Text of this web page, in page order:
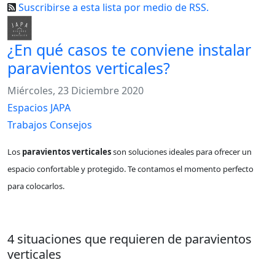
Suscribirse a esta lista por medio de RSS.
¿En qué casos te conviene instalar
paravientos verticales?
Miércoles, 23 Diciembre 2020
Espacios JAPA
Trabajos Consejos
Los paravientos verticalesson soluciones ideales para ofrecer un
espacio confortable y protegido. Te contamos el momento perfecto
para colocarlos.
4 situaciones que requieren de paravientos
verticales